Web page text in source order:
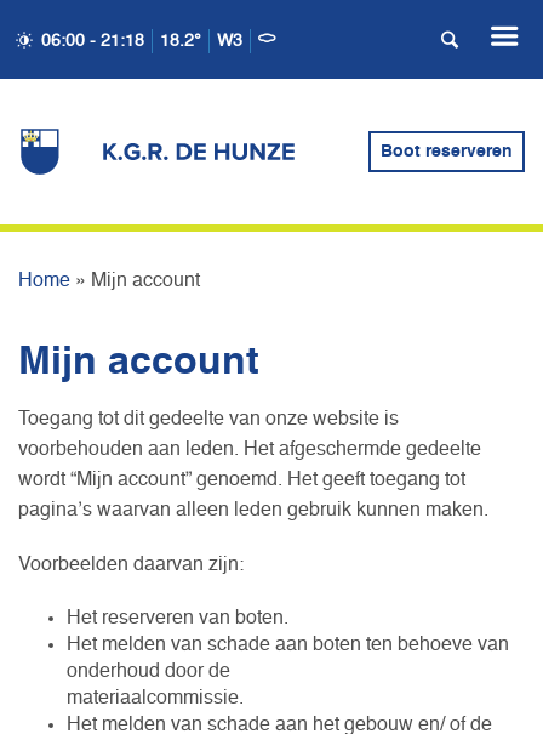
06:00 - 21:18 18.2° W3
Boot reserveren
Home » Mijn account
Mijn account
Toegang tot dit gedeelte van onze website is
voorbehouden aan leden. Het afgeschermde gedeelte
wordt “Mijn account” genoemd. Het geeft toegang tot
pagina’s waarvan alleen leden gebruik kunnen maken.
Voorbeelden daarvan zijn:
Het reserveren van boten.
Het melden van schade aan boten ten behoeve van
onderhoud door de
materiaalcommissie.
Het melden van schade aan het gebouw en/ of de